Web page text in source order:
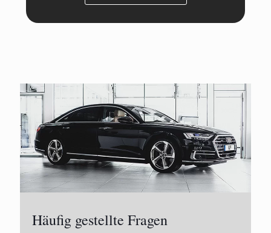
Häufig gestellte Fragen